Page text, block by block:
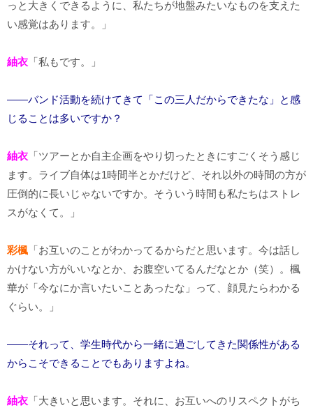
っと大きくできるように、私たちが地盤みたいなものを支えた
い感覚はあります。」
紬衣 「私もです。」
――バンド活動を続けてきて「この三人だからできたな」と感
じることは多いですか？
紬衣 「ツアーとか自主企画をやり切ったときにすごくそう感じ
ます。ライブ自体は1時間半とかだけど、それ以外の時間の方が
圧倒的に長いじゃないですか。そういう時間も私たちはストレ
スがなくて。」
彩楓 「お互いのことがわかってるからだと思います。今は話し
かけない方がいいなとか、お腹空いてるんだなとか（笑）。楓
華が「今なにか言いたいことあったな」って、顔見たらわかる
ぐらい。」
――それって、学生時代から一緒に過ごしてきた関係性がある
からこそできることでもありますよね。
紬衣 「大きいと思います。それに、お互いへのリスペクトがち